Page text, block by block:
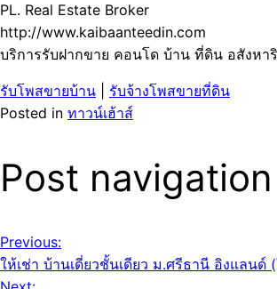
PL. Real Estate Broker
http://www.kaibaanteedin.com
บริการรับฝากขาย คอนโด บ้าน ที่ดิน อสังห
รับโพสขายบ้าน
รับจ้างโพสขายที่ดิน
Posted in ทาวน์เฮ้าส์
Post navigation
Previous:
ให้เช่า บ้านเดี่ยวชั้นเดียว ม.ศรีธานี อิงแลนด์